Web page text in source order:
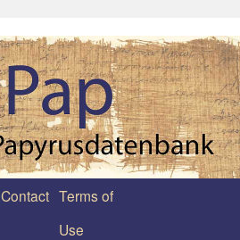
Contact Terms of
Use